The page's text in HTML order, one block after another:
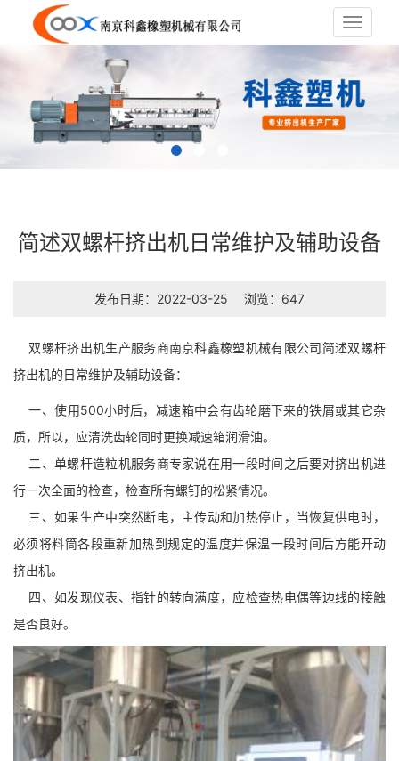
Toggle
简述双螺杆挤出机日常维护及辅助设备
发布日期：2022-03-25 浏览：647
双螺杆挤出机生产服务商南京科鑫橡塑机械有限公司简述双螺杆
挤出机的日常维护及辅助设备：
一、使用500小时后，减速箱中会有齿轮磨下来的铁屑或其它杂
质，所以，应清洗齿轮同时更换减速箱润滑油。
二、单螺杆造粒机服务商专家说在用一段时间之后要对挤出机进
行一次全面的检查，检查所有螺钉的松紧情况。
三、如果生产中突然断电，主传动和加热停止，当恢复供电时，
必须将料筒各段重新加热到规定的温度并保温一段时间后方能开动
挤出机。
四、如发现仪表、指针的转向满度，应检查热电偶等边线的接触
是否良好。